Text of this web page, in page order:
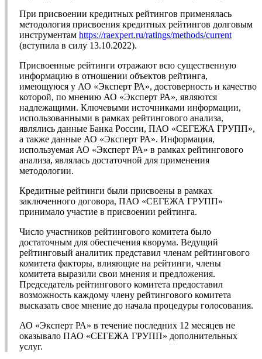
При присвоении кредитных рейтингов применялась
методология присвоения кредитных рейтингов долговым
инструментам https://raexpert.ru/ratings/methods/current
(вступила в силу 13.10.2022).
Присвоенные рейтинги отражают всю существенную
информацию в отношении объектов рейтинга,
имеющуюся у АО «Эксперт РА», достоверность и качество
которой, по мнению АО «Эксперт РА», являются
надлежащими. Ключевыми источниками информации,
использованными в рамках рейтингового анализа,
являлись данные Банка России, ПАО «СЕГЕЖА ГРУПП»,
а также данные АО «Эксперт РА». Информация,
используемая АО «Эксперт РА» в рамках рейтингового
анализа, являлась достаточной для применения
методологии.
Кредитные рейтинги были присвоены в рамках
заключенного договора, ПАО «СЕГЕЖА ГРУПП»
принимало участие в присвоении рейтинга.
Число участников рейтингового комитета было
достаточным для обеспечения кворума. Ведущий
рейтинговый аналитик представил членам рейтингового
комитета факторы, влияющие на рейтинги, члены
комитета выразили свои мнения и предложения.
Председатель рейтингового комитета предоставил
возможность каждому члену рейтингового комитета
высказать свое мнение до начала процедуры голосования.
АО «Эксперт РА» в течение последних 12 месяцев не
оказывало ПАО «СЕГЕЖА ГРУПП» дополнительных
услуг.